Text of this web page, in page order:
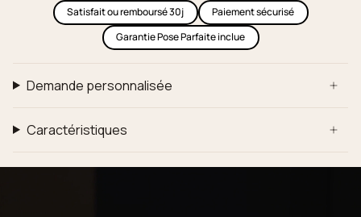
Satisfait ou remboursé 30j
Paiement sécurisé
Garantie Pose Parfaite inclue
Demande personnalisée
Caractéristiques